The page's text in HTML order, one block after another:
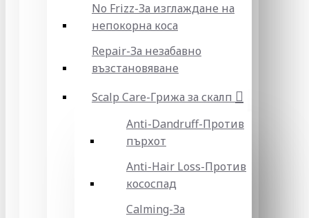
No Frizz-За изглаждане на
непокорна коса
Repair-За незабавно
възстановяване
Scalp Care-Грижа за скалп
Anti-Dandruff-Против
пърхот
Anti-Hair Loss-Против
кососпад
Calming-За